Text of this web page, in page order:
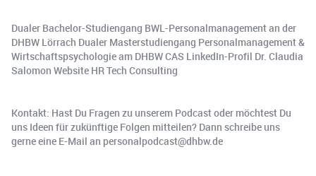
Dualer Bachelor-Studiengang BWL-Personalmanagement an der
DHBW Lörrach Dualer Masterstudiengang Personalmanagement &
Wirtschaftspsychologie am DHBW CAS LinkedIn-Profil Dr. Claudia
Salomon Website HR Tech Consulting
Kontakt: Hast Du Fragen zu unserem Podcast oder möchtest Du
uns Ideen für zukünftige Folgen mitteilen? Dann schreibe uns
gerne eine E-Mail an personalpodcast@dhbw.de